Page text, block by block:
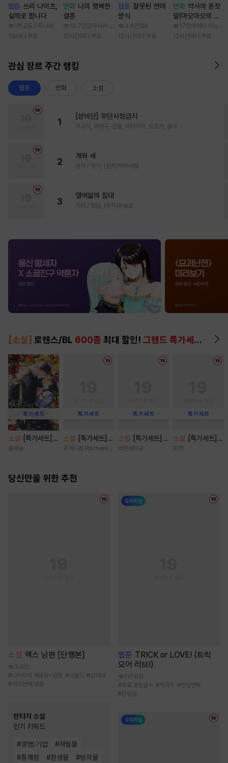
웹툰 쓰리 나이츠,
실제로 합니다
1천 고토 / 두나래
1일마다 무료
만화 나의 행복한
결혼
13.7만 코우사카 리토 / 아기토기 아쿠미
12시간마다 무료
웹툰 잘못된 연애
방식
3.4만 SIK
12시간마다 무료
만화 약사의 혼잣
말(마오마오의 후
궁 수수께끼 풀이
수첩)
17만 쿠라타 미노지
12시간마다 무료
관심 장르 주간 랭킹
웹툰 만화 소설
1
[성비단] 무단사정금지
마규식, 피상구, 진월, 테리야끼, 오프카, 뚱개
2
개와 새
정각 / 정각, (원작)박하사탕
3
열여덟의 침대
자태 / 청담, (원작)문슬로
[소설] 로맨스/BL 600종 최대 할인! 그랜드 특가세트
소설
[특가세트]
성군의 역린 [단행
홍예솔
소설
[특가세트]
금단 위에 순정
로체니콥 Rocheni-cob
소설
[특가세트] P
laything [단행
박온새미로
소설
[특가세트]
전남친의 아이 [삽
최연
당신만을 위한 추천
소설 엑스 남편 [단행본]
3.6만
#나이차이 #몸정>맘정 #시월드 #상처녀
# 계약연애/결혼
판타지 소설
인기 키워드
#경영/기업 #재벌물
#통쾌함 #환생물 #빙의물
웹툰 TRICK or LOVE! (트릭
오어 러브!)
117.6만
#유혹 #능글수 #적극수 #연상연하
#잔망공